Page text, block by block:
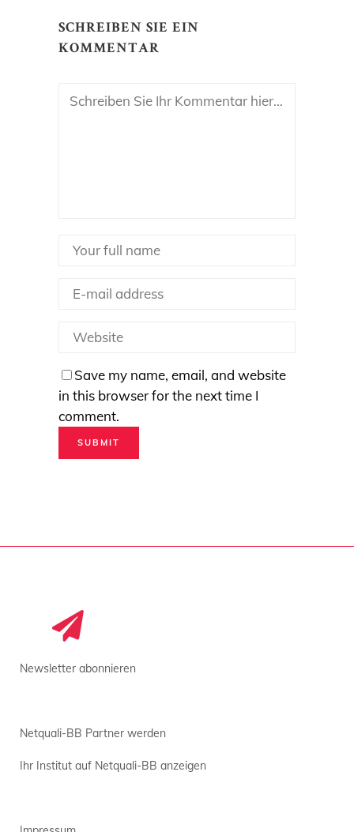
SCHREIBEN SIE EIN
KOMMENTAR
Save my name, email, and website
in this browser for the next time I
comment.
Newsletter abonnieren
Netquali-BB Partner werden
Ihr Institut auf Netquali-BB anzeigen